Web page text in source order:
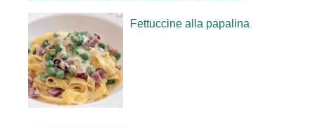
Fettuccine alla papalina